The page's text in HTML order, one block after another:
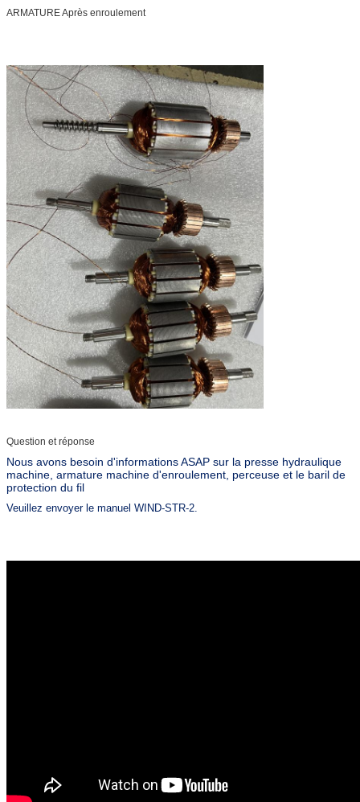
ARMATURE Après enroulement
Question et réponse
Nous avons besoin d'informations ASAP sur la presse hydraulique
machine, armature machine d'enroulement, perceuse et le baril de
protection du fil
Veuillez envoyer le manuel WIND-STR-2.